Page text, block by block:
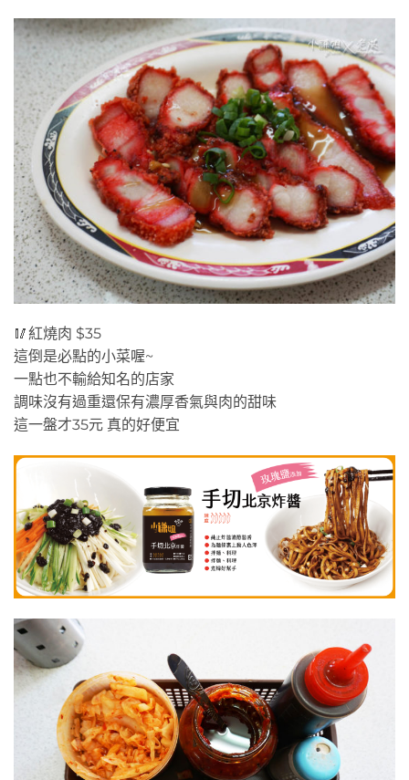
🥢紅燒肉 $35
這倒是必點的小菜喔~
一點也不輸給知名的店家
調味沒有過重還保有濃厚香氣與肉的甜味
這一盤才35元 真的好便宜